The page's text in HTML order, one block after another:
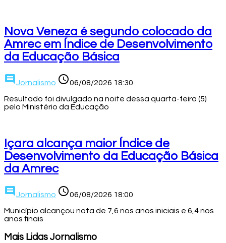
Nova Veneza é segundo colocado da
Amrec em Índice de Desenvolvimento
da Educação Básica
comment Jornalismo access_time06/08/2026 18:30
Resultado foi divulgado na noite dessa quarta-feira (5)
pelo Ministério da Educação
Içara alcança maior Índice de
Desenvolvimento da Educação Básica
da Amrec
comment Jornalismo access_time06/08/2026 18:00
Município alcançou nota de 7,6 nos anos iniciais e 6,4 nos
anos finais
Mais Lidas Jornalismo